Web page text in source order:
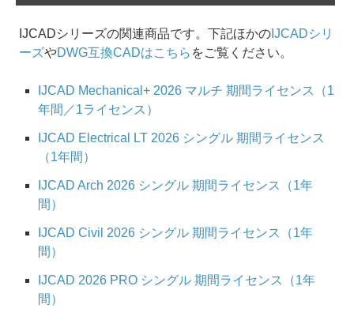
IJCADシリーズの関連商品です。下記ほかの IJCADシリ
ーズやDWG互換CADはこちら をご覧ください。
IJCAD Mechanical+ 2026 マルチ 期間ライセンス（1
年間／1ライセンス）
IJCAD Electrical LT 2026 シングル 期間ライセンス
（1年間）
IJCAD Arch 2026 シングル 期間ライセンス（1年
間）
IJCAD Civil 2026 シングル 期間ライセンス（1年
間）
IJCAD 2026 PRO シングル 期間ライセンス（1年
間）